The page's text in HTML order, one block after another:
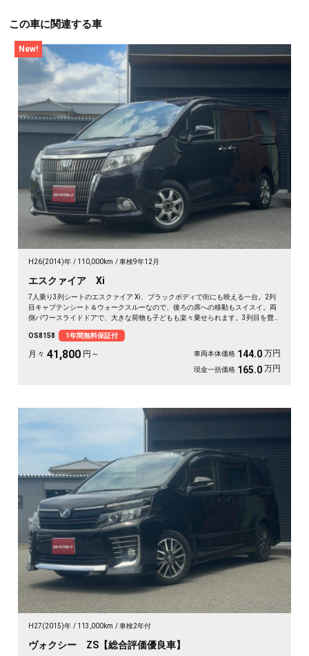
この車に関連する車
New!
H26(2014)年 110,000km 車検9年12月
エスクァイア Xi
7人乗り3列シートのエスクァイア Xi、ブラックボディで街にも映える一台。2列
目キャプテンシート＆ウォークスルーなので、後ろの席への移動もスイスイ。両
側パワースライドドアで、大きな荷物も子どもも楽々乗せられます。3列目を畳
ンETCで週末の遠出も快適そのもの。仲間との旅行にも送迎にも頼れる相棒です
🚗✨💺🙌。安心の《1年保証付》でお渡しします😊
OS8158 1年間無料保証付
月々 41,800 円～ 車両本体価格 144.0 万円
現金一括価格 165.0 万円
H27(2015)年 113,000km 車検2年付
ヴォクシー ZS【総合評価優良車】